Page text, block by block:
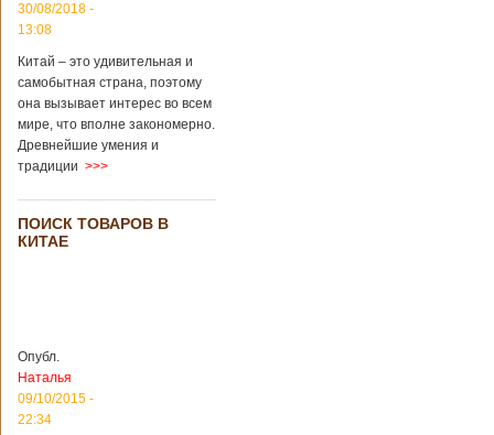
30/08/2018 -
13:08
Китай – это удивительная и
самобытная страна, поэтому
она вызывает интерес во всем
мире, что вполне закономерно.
Древнейшие умения и
традиции >>>
ПОИСК ТОВАРОВ В
КИТАЕ
Опубл.
Наталья
09/10/2015 -
22:34